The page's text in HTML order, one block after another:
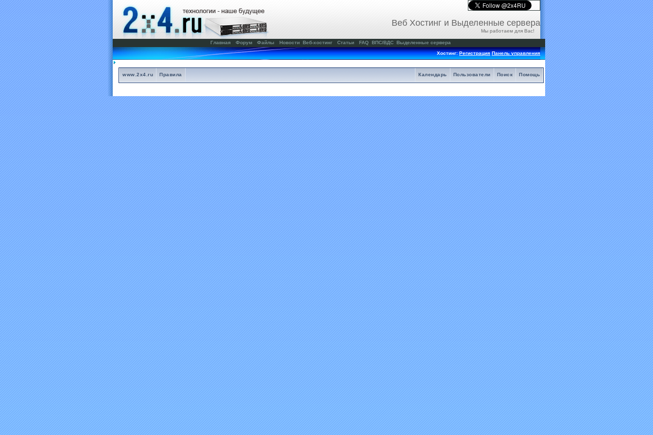
Веб Хостинг и Выделенные сервера
Мы работаем для Вас!
Главная Форум Файлы Новости Веб-хостинг Статьи FAQ ВПС/ВДС Выделенные сервера
Хостинг:Регистрация Панель управления
www.2x4.ru Правила Помощь
Поиск
Пользователи
Календарь